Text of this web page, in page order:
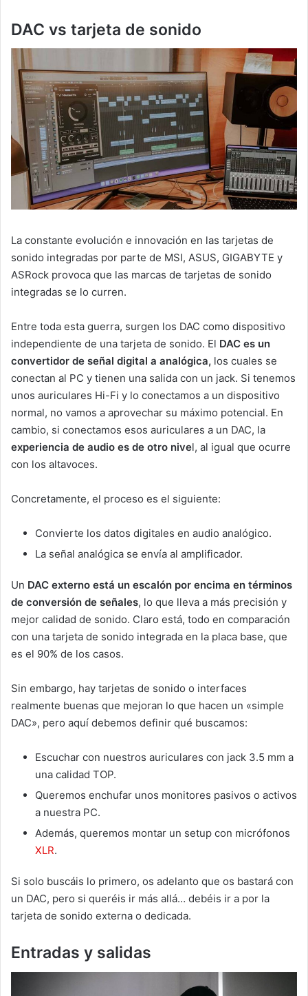
DAC vs tarjeta de sonido
La constante evolución e innovación en las tarjetas de
sonido integradas por parte de MSI, ASUS, GIGABYTE y
ASRock provoca que las marcas de tarjetas de sonido
integradas se lo curren.
Entre toda esta guerra, surgen los DAC como dispositivo
independiente de una tarjeta de sonido. El DAC es un
convertidor de señal digital a analógica, los cuales se
conectan al PC y tienen una salida con un jack. Si tenemos
unos auriculares Hi-Fi y lo conectamos a un dispositivo
normal, no vamos a aprovechar su máximo potencial. En
cambio, si conectamos esos auriculares a un DAC, la
experiencia de audio es de otro nivel, al igual que ocurre
con los altavoces.
Concretamente, el proceso es el siguiente:
Convierte los datos digitales en audio analógico.
La señal analógica se envía al amplificador.
Un DAC externo está un escalón por encima en términos
de conversión de señales, lo que lleva a más precisión y
mejor calidad de sonido. Claro está, todo en comparación
con una tarjeta de sonido integrada en la placa base, que
es el 90% de los casos.
Sin embargo, hay tarjetas de sonido o interfaces
realmente buenas que mejoran lo que hacen un «simple
DAC», pero aquí debemos definir qué buscamos:
Escuchar con nuestros auriculares con jack 3.5 mm a
una calidad TOP.
Queremos enchufar unos monitores pasivos o activos
a nuestra PC.
Además, queremos montar un setup con micrófonos
XLR.
Si solo buscáis lo primero, os adelanto que os bastará con
un DAC, pero si queréis ir más allá… debéis ir a por la
tarjeta de sonido externa o dedicada.
Entradas y salidas